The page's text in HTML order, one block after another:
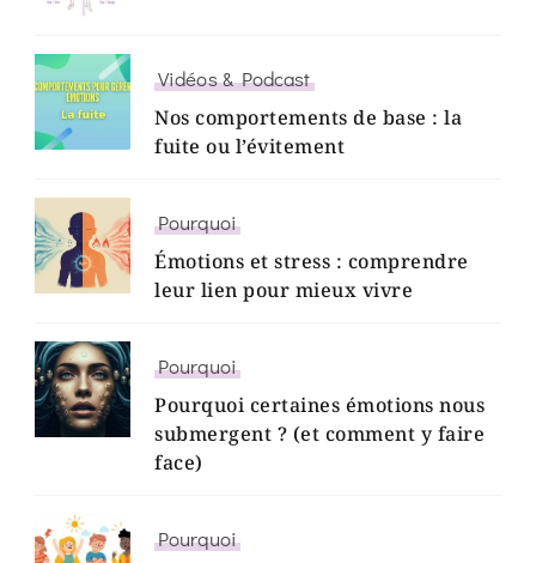
Vidéos & Podcast
Nos comportements de base : la
fuite ou l’évitement
Pourquoi
Émotions et stress : comprendre
leur lien pour mieux vivre
Pourquoi
Pourquoi certaines émotions nous
submergent ? (et comment y faire
face)
Pourquoi